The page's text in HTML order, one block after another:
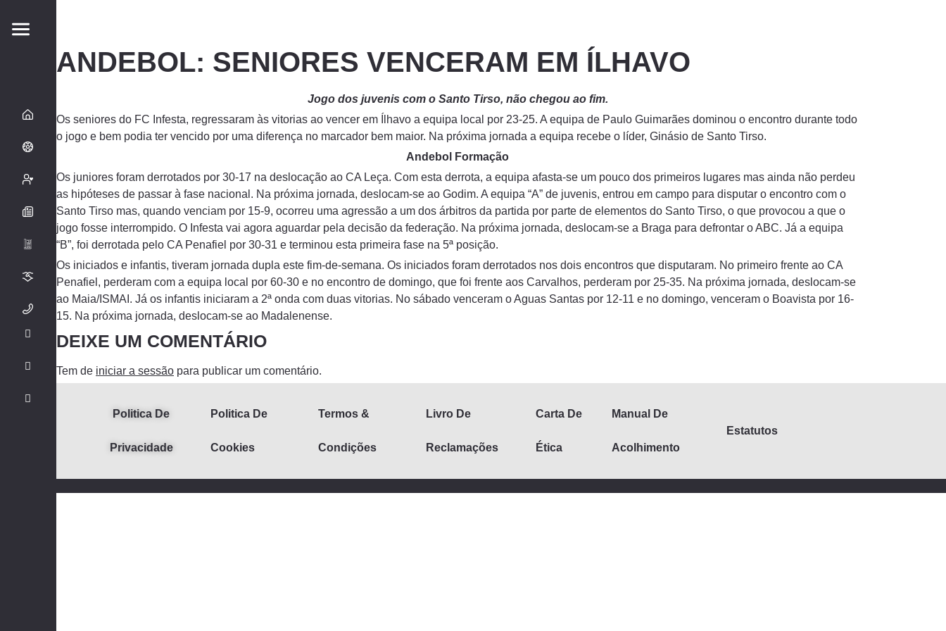
ANDEBOL: SENIORES VENCERAM EM ÍLHAVO
Jogo dos juvenis com o Santo Tirso, não chegou ao fim.
Os seniores do FC Infesta, regressaram às vitorias ao vencer em Ílhavo a equipa local por 23-25. A equipa de Paulo Guimarães dominou o encontro durante todo
o jogo e bem podia ter vencido por uma diferença no marcador bem maior. Na próxima jornada a equipa recebe o líder, Ginásio de Santo Tirso.
Andebol Formação
Os juniores foram derrotados por 30-17 na deslocação ao CA Leça. Com esta derrota, a equipa afasta-se um pouco dos primeiros lugares mas ainda não perdeu
as hipóteses de passar à fase nacional. Na próxima jornada, deslocam-se ao Godim. A equipa “A” de juvenis, entrou em campo para disputar o encontro com o
Santo Tirso mas, quando venciam por 15-9, ocorreu uma agressão a um dos árbitros da partida por parte de elementos do Santo Tirso, o que provocou a que o
jogo fosse interrompido. O Infesta vai agora aguardar pela decisão da federação. Na próxima jornada, deslocam-se a Braga para defrontar o ABC. Já a equipa
“B”, foi derrotada pelo CA Penafiel por 30-31 e terminou esta primeira fase na 5ª posição.
Os iniciados e infantis, tiveram jornada dupla este fim-de-semana. Os iniciados foram derrotados nos dois encontros que disputaram. No primeiro frente ao CA
Penafiel, perderam com a equipa local por 60-30 e no encontro de domingo, que foi frente aos Carvalhos, perderam por 25-35. Na próxima jornada, deslocam-se
ao Maia/ISMAI. Já os infantis iniciaram a 2ª onda com duas vitorias. No sábado venceram o Aguas Santas por 12-11 e no domingo, venceram o Boavista por 16-
15. Na próxima jornada, deslocam-se ao Madalenense.
DEIXE UM COMENTÁRIO
Tem de iniciar a sessão para publicar um comentário.
Politica De
Privacidade
Politica De
Cookies
Termos &
Condições
Livro De
Reclamações
Carta De
Ética
Manual De
Acolhimento
Estatutos